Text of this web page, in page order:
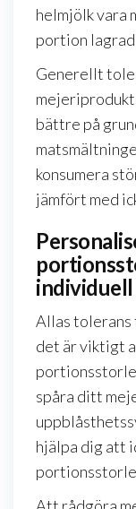
helmjölk vara
portion
Generellt
bättre på
konsumera
jämfört med
Allas tolerans
det är viktigt
spåra ditt
hjälpa dig att